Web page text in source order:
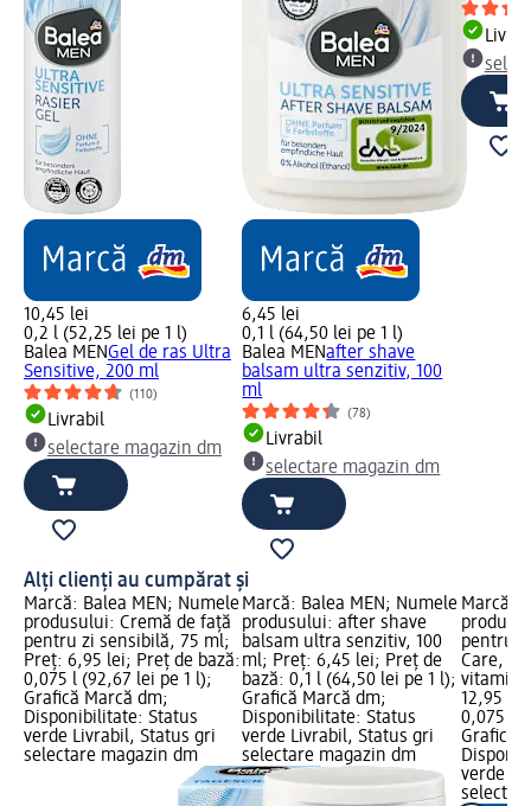
10,45 lei
0,2 l (52,25 lei pe 1 l)
Balea MENGel de ras Ultra
Sensitive, 200 ml
(110)
Livrabil
selectare magazin dm
6,45 lei
0,1 l (64,50 lei pe 1 l)
Balea MENafter shave
balsam ultra senzitiv, 100
ml
(78)
Livrabil
selectare magazin dm
Alți clienți au cumpărat și
Marcă: Balea MEN; Numele
produsului: Cremă de față
pentru zi sensibilă, 75 ml;
Preț: 6,95 lei; Preț de bază:
0,075 l (92,67 lei pe 1 l);
Grafică Marcă dm;
Disponibilitate: Status
verde Livrabil, Status gri
selectare magazin dm
Marcă: Balea MEN; Numele
produsului: after shave
balsam ultra senzitiv, 100
ml; Preț: 6,45 lei; Preț de
bază: 0,1 l (64,50 lei pe 1 l);
Grafică Marcă dm;
Disponibilitate: Status
verde Livrabil, Status gri
selectare magazin dm
Marcă:
pentru
Care,
12,95
0,075 l
Grafică
verde